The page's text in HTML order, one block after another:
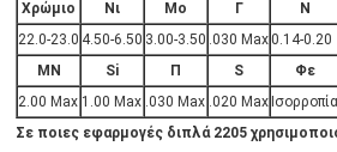
Χρώμιο
Νι Mo Γ
Ν
22.0-23.0 4.50-6.50 3.00-3.50 .030 Max0.14-0.20
ΜΝ
Si Π S
Φε
2.00 Max 1.00 Max .030 Max .020 Max Ισορροπία
Σε ποιες εφαρμογές διπλά 2205